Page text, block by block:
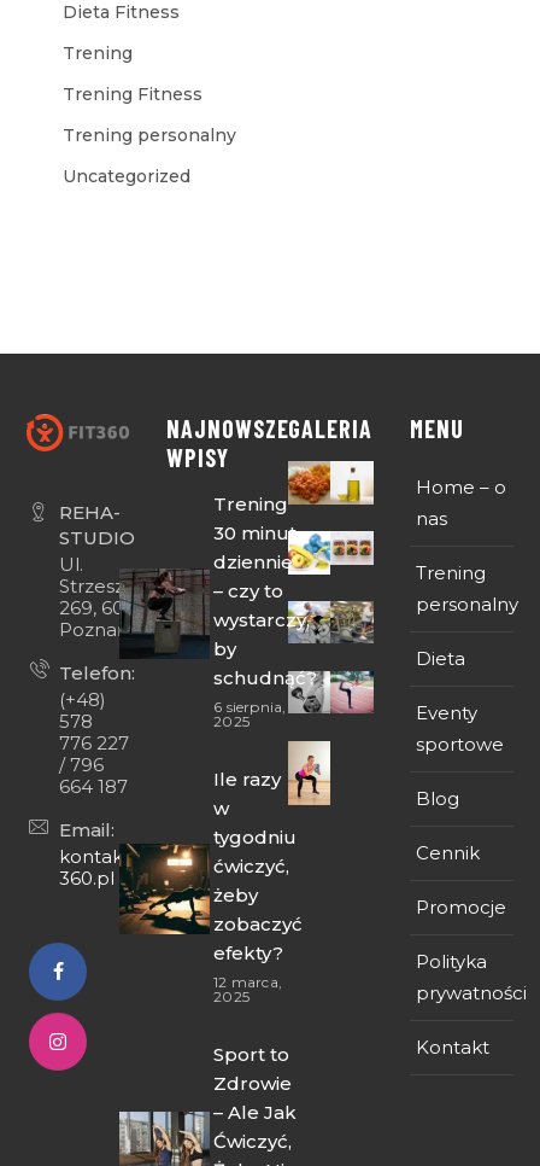
Dieta Fitness
Trening
Trening Fitness
Trening personalny
Uncategorized
REHA-
STUDIO
Ul.
Strzeszyńska
269, 60-474
Poznań
Telefon:
(+48)
578
776 227
/ 796
664 187
Email:
kontakt@fit-
360.pl
NAJNOWSZE
WPISY
Trening
30 minut
dziennie
– czy to
wystarczy,
by
schudnąć?
6 sierpnia,
2025
Ile razy
w
tygodniu
ćwiczyć,
żeby
zobaczyć
efekty?
12 marca,
2025
Sport to
Zdrowie
– Ale Jak
Ćwiczyć,
GALERIA MENU
Home – o
nas
Trening
personalny
Dieta
Eventy
sportowe
Blog
Cennik
Promocje
Polityka
prywatności
Kontakt